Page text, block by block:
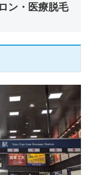
ン・医療脱毛